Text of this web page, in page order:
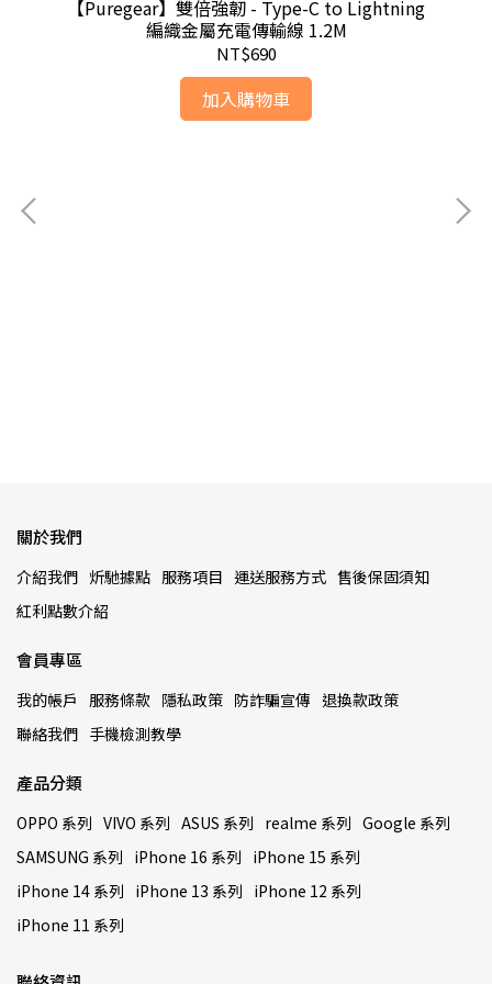
【Puregear】雙倍強韌 - Type-C to Lightning
編織金屬充電傳輸線 1.2M
NT$690
加入購物車
關於我們
介紹我們 炘馳據點 服務項目 運送服務方式 售後保固須知
紅利點數介紹
會員專區
我的帳戶 服務條款 隱私政策 防詐騙宣傳 退換款政策
聯絡我們 手機檢測教學
產品分類
OPPO 系列 VIVO 系列 ASUS 系列 realme 系列 Google 系列
SAMSUNG 系列 iPhone 16 系列 iPhone 15 系列
iPhone 14 系列 iPhone 13 系列 iPhone 12 系列
iPhone 11 系列